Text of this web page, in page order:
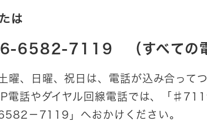
は
6582-7119 （すべての電
曜、日曜、祝日は、電話が込み合って
IP電話やダイヤル回線電話では、「
－7119」へおかけください。